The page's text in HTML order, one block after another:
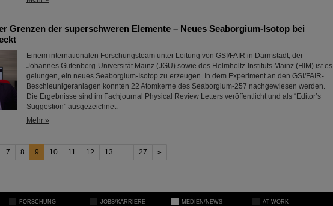
Grenzen der superschweren Elemente – Neues Seaborgium-Isotop bei
Einem internationalen Forschungsteam unter Leitung von GSI/FAIR in Darmstadt, der
Johannes Gutenberg-Universität Mainz (JGU) sowie des Helmholtz-Instituts Mainz (HIM) ist es
gelungen, ein neues Seaborgium-Isotop zu erzeugen. In dem Experiment an den GSI/FAIR-
Beschleunigeranlagen konnten 22 Atomkerne des Seaborgium-257 nachgewiesen werden.
Die Ergebnisse sind im Fachjournal Physical Review Letters veröffentlicht und als “Editor’s
Suggestion” ausgezeichnet.
Mehr »
7 8 9 10 11 12 13 ... 27 »
FORSCHUNG JOBS/KARRIERE MEDIEN/NEWS AT WORK